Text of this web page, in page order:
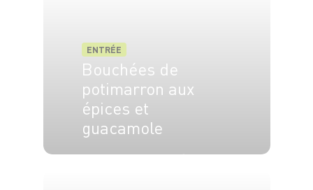
ENTRÉE
Bouchées de
potimarron aux
épices et
guacamole